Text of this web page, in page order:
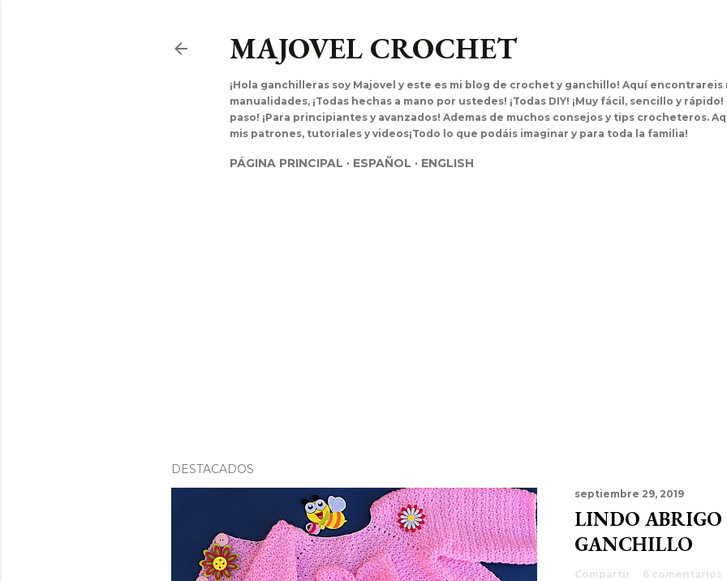
MAJOVEL CROCHET
¡Hola ganchilleras soy Majovel y este es mi blog de crochet y ganchillo! Aquí encontrareis
manualidades, ¡Todas hechas a mano por ustedes! ¡Todas DIY! ¡Muy fácil, sencillo y rápido!
paso! ¡Para principiantes y avanzados! Ademas de muchos consejos y tips crocheteros.
mis patrones, tutoriales y videos¡Todo lo que podáis imaginar y para toda la familia!
PÁGINA PRINCIPAL ESPAÑOL ENGLISH
DESTACADOS
septiembre 29, 2019
LINDO
GANCHILLO
Compartir 6 comentarios